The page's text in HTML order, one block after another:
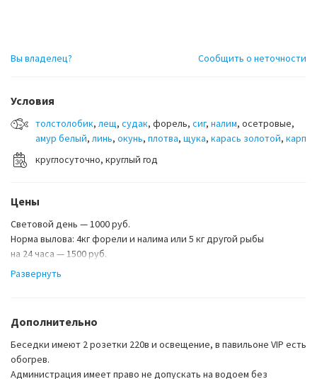
Вы владелец? Сообщить о неточности
Условия
толстолобик, лещ, судак, форель, сиг, налим, осетровые,
амур белый, линь, окунь, плотва, щука, карась золотой, карп
круглосуточно, круглый год
Цены
Световой день — 1000 руб.
Норма вылова: 4кг форели и налима или 5 кг другой рыбы
на 24 часа — 1500 руб.
Норма вылова: 5кг форели и налима или 10 кг другой рыбы.
Вечерняя (по будням с 17:00) — 600 руб.
300 руб/кг для восстановления биоресурса водоема (кроме
форели — 650 руб/кг и осетровых — 980 руб/кг).
Развернуть
Дополнительно
Беседки имеют 2 розетки 220в и освещение, в павильоне VIP есть
обогрев.
Администрация имеет право не допускать на водоем без